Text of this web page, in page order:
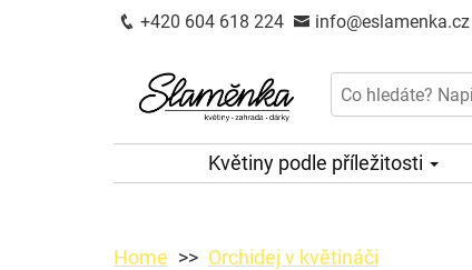
+420 604 618 224 info@eslamenka.cz
Květiny podle příležitosti
Home Orchidej v květináči